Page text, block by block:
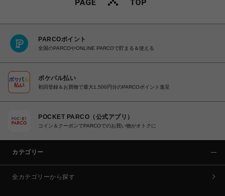
PARCOポイント
全国のPARCOやONLINE PARCOで貯まる＆使える
ポケパル払い
初回登録＆お買物で最大1,500円分のPARCOポイント進呈
POCKET PARCO（公式アプリ）
コイン＆クーポンでPARCOでのお買い物がオトクに
カテゴリー
全カテゴリーから探す